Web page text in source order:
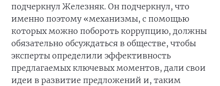
подчеркнул Железняк. Он подчеркнул, что
именно поэтому «механизмы, с помощью
которых можно побороть коррупцию, должны
обязательно обсуждаться в обществе, чтобы
эксперты определили эффективность
предлагаемых ключевых моментов, дали свои
идеи в развитие предложений и, таким